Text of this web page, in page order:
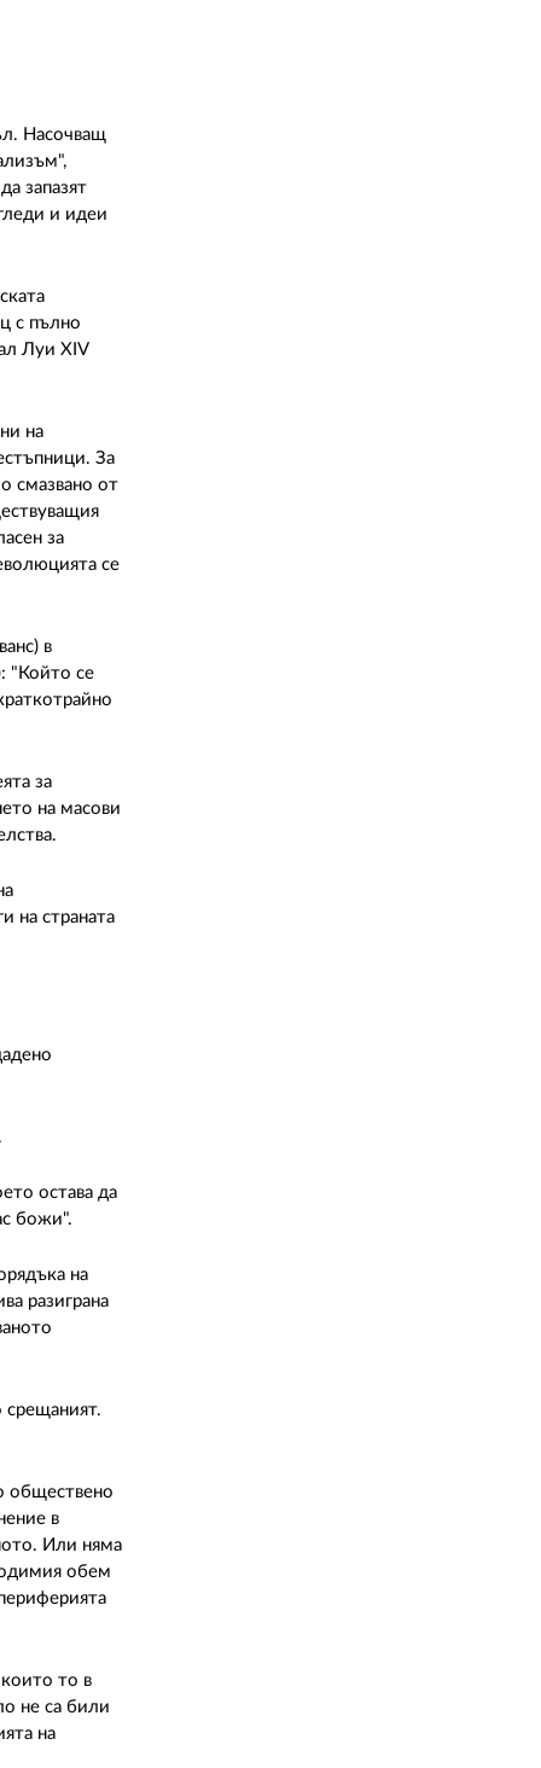
Насочващ
запазят
и идеи
с пълно
Луи ХIV
на
За
смазвано от
за
се
в
"Който се
за
на масови
на страната
остава да
божи".
на
разиграна
срещаният.
обществено
в
Или няма
обем
то в
не са били
на